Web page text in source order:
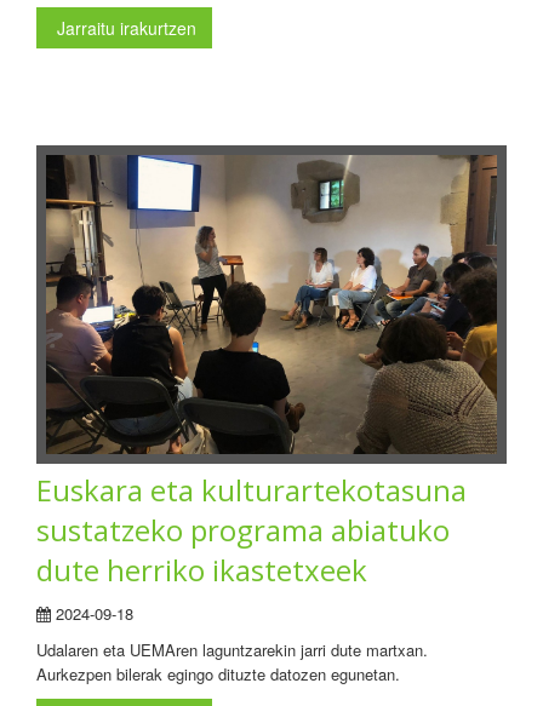
Jarraitu irakurtzen
Euskara eta kulturartekotasuna
sustatzeko programa abiatuko
dute herriko ikastetxeek
2024-09-18
Udalaren eta UEMAren laguntzarekin jarri dute martxan.
Aurkezpen bilerak egingo dituzte datozen egunetan.